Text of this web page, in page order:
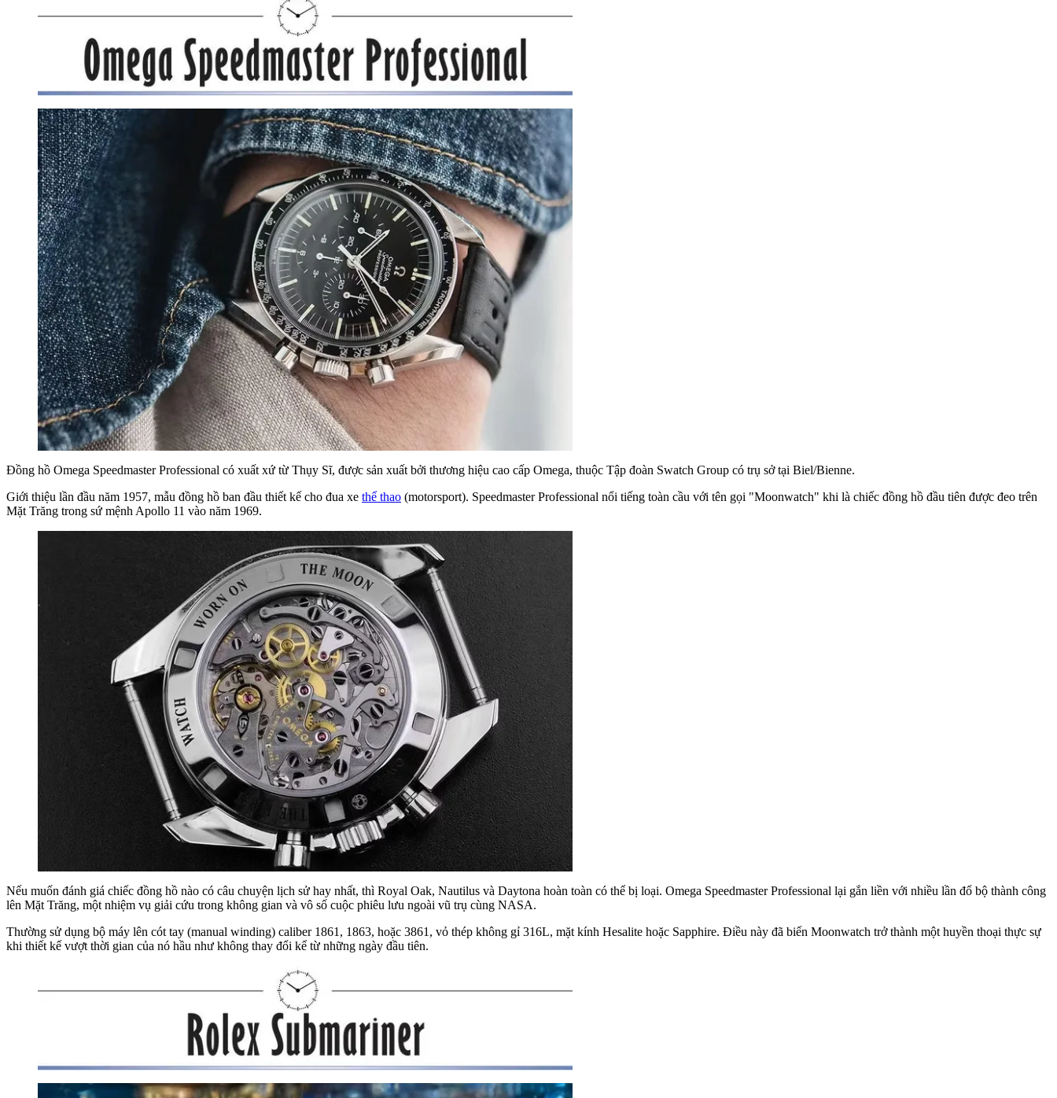
Đồng hồ Omega Speedmaster Professional có xuất xứ từ Thụy Sĩ, được sản xuất bởi thương hiệu cao cấp Omega, thuộc Tập đoàn Swatch Group có trụ sở tại Biel/Bienne.
Giới thiệu lần đầu năm 1957, mẫu đồng hồ ban đầu thiết kế cho đua xe thể thao (motorsport). Speedmaster Professional nổi tiếng toàn cầu với tên gọi "Moonwatch" khi là chiếc đồng hồ đầu tiên được đeo trên
Mặt Trăng trong sứ mệnh Apollo 11 vào năm 1969.
Nếu muốn đánh giá chiếc đồng hồ nào có câu chuyện lịch sử hay nhất, thì Royal Oak, Nautilus và Daytona hoàn toàn có thể bị loại. Omega Speedmaster Professional lại gắn liền với nhiều lần đổ bộ thành công
lên Mặt Trăng, một nhiệm vụ giải cứu trong không gian và vô số cuộc phiêu lưu ngoài vũ trụ cùng NASA.
Thường sử dụng bộ máy lên cót tay (manual winding) caliber 1861, 1863, hoặc 3861, vỏ thép không gỉ 316L, mặt kính Hesalite hoặc Sapphire. Điều này đã biến Moonwatch trở thành một huyền thoại thực sự
khi thiết kế vượt thời gian của nó hầu như không thay đổi kể từ những ngày đầu tiên.